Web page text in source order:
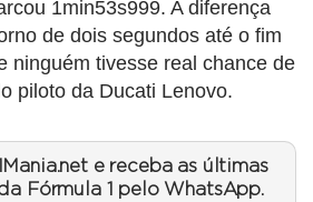
1min53s999. A diferença
de dois segundos até o fim
ninguém tivesse real chance de
piloto da Ducati Lenovo.
e receba as últimas
Fórmula 1 pelo WhatsApp.